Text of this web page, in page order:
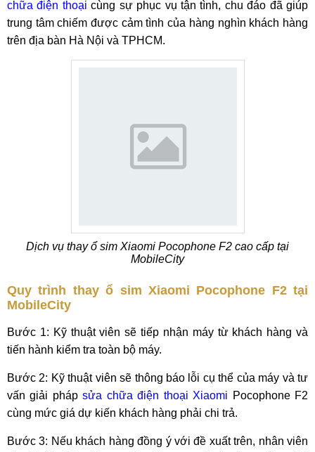
chữa điện thoại cùng sự phục vụ tận tình, chu đáo đã giúp
trung tâm chiếm được cảm tình của hàng nghìn khách hàng
trên địa bàn Hà Nội và TPHCM.
Dịch vụ thay ổ sim Xiaomi Pocophone F2 cao cấp tại
MobileCity
Quy trình thay ổ sim Xiaomi Pocophone F2 tại
MobileCity
Bước 1: Kỹ thuật viên sẽ tiếp nhận máy từ khách hàng và
tiến hành kiểm tra toàn bộ máy.
Bước 2: Kỹ thuật viên sẽ thông báo lỗi cụ thể của máy và tư
vấn giải phápsửa chữa điện thoại Xiaomi Pocophone F2
cùng mức giá dự kiến khách hàng phải chi trả.
Bước 3: Nếu khách hàng đồng ý với đề xuất trên, nhân viên